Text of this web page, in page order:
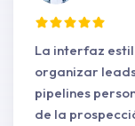
La interfaz
organizar
pipelines
de la